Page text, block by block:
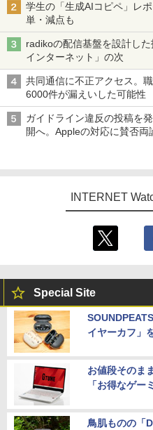
学生の「生成AIコピペ」レ
単・減点も
radikoの配信基盤を設計し
インターネット」の次
共同通信に不正アクセス。
6000件が漏えいした可能性
ガイドライン違反の投稿を
開へ。Appleの対応に賛否両
INTERNET
Special Site
イヤーカフ」
お値段そのま
「お得なゲー
鳥肌ものの「